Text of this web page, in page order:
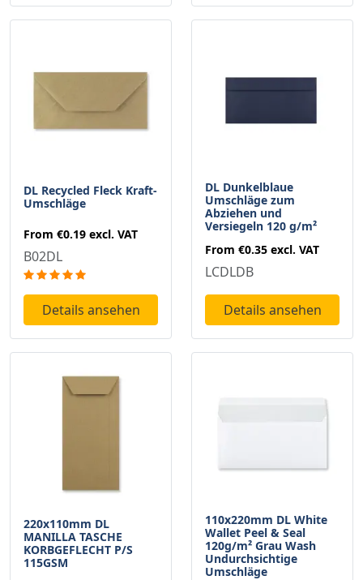
DL Recycled Fleck Kraft-
Umschläge
From €0.19 excl. VAT
B02DL
Details ansehen
DL Dunkelblaue
Umschläge zum
Abziehen und
Versiegeln 120 g/m²
From €0.35 excl. VAT
LCDLDB
Details ansehen
220x110mm DL
MANILLA TASCHE
KORBGEFLECHT P/S
115GSM
110x220mm DL White
Wallet Peel & Seal
120g/m² Grau Wash
Undurchsichtige
Umschläge